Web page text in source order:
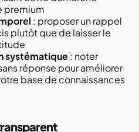
premium
: proposer un rappel
plutôt que de laisser le
systématique: noter
réponse pour améliorer
base de connaissances